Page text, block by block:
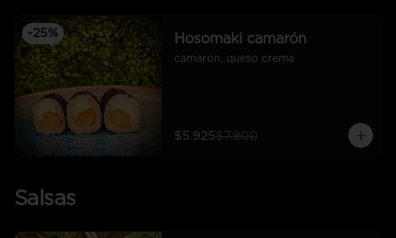
-25% Hosomaki camarón
camarón, queso crema
$5.925$7.900
Salsas